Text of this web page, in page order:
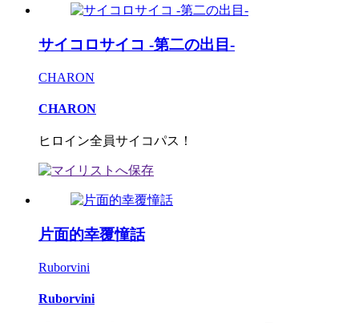
サイコロサイコ -第二の出目-
CHARON
CHARON
ヒロイン全員サイコパス！
片面的幸覆憧話
Ruborvini
Ruborvini